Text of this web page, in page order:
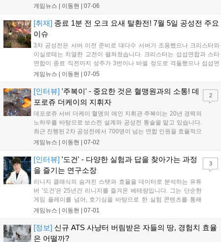
화 등 편의성을 높인다. 또한 성 세금 시스템 강화와 개인 및 혈맹
트와 '안타라스' 공략을 예고했으나 구체적인 일정은 미정이다. 이
번 조치는 유저들의 불만을 해소하고 게임의 활력을 되찾기 위한
것으로, 차주부터 주차별로 순차 반영될 예정이다....
게임뉴스 | 이동현 07-06
[취재] 종료 1분 전 오크 요새 탈환전! 7월 5일 공성전 주요
이슈
3차 공성전은 서버 이전 준비로 대다수 서버가 조용했으나 크리스터와
이실로테는 치열한 교전이 펼쳐졌습니다. 크리스터는 섭섭연합과 스타
연합이 종료 직전까지 성주가 3번이나 바뀔 정도로 격돌했으나 섭섭연
합이 3성을 수성했습니다. 이실로테는 에이지연합과 수호연합이 켄트성
켰습니다. 데포로쥬는 강호연합의 불참으로 무교전이었으나 오크 요새
에서 제3세력들이 성을 차지하는 해프닝이 발생했습니다....
게임뉴스 | 이동현 07-05
[인터뷰] '주복이' - 중요한 것은 혈맹원과의 소통! 데
포로쥬 더케이의 지휘자
데포로쥬 서버 더케이 혈맹의 메인 지휘관 주복이는 20년 경력의
노하우를 바탕으로 보스전 설계와 공성전 통솔을 맡고 있습니다.
최근 진행된 2차 공성전에서 700명이 넘는 연합 인원을 효율적으
로 배치해 3성 수성에 성공한 그는, 강력한 캐릭터의 힘보다 혈맹
다. 향후에도 연합과 함께 긴밀히 협력하며 리니지 클래식의 명맥
을 이어가겠다는 포부를 밝혔습니다....
게임뉴스 | 이동현 07-02
2
[인터뷰] '도건' - 다양한 실험과 답을 찾아가는 과정
을 즐기는 연구소장
리니지 클래식의 숨겨진 스탯과 효율을 데이터로 분석하는 유튜
버 '도건'은 25년간 리니지를 즐겨온 베테랑입니다. 그는 단순한
게임 플레이를 넘어, 호기심을 바탕으로 한 실험 콘텐츠를 통해
유저들에게 유용한 정보를 제공합니다. 현재는 AI와 코딩을 활용
며, 99.99%의 정확도를 목표로 꾸준히 유튜브를 통해 결과와 과
정을 공유하고 있습니다....
게임뉴스 | 이동현 07-01
3
[정보] 신규 ATS 사냥터 버림받은 자들의 땅, 경험치 효율
은 어떨까?